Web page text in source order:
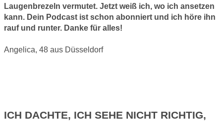
Laugenbrezeln vermutet. Jetzt weiß ich, wo ich ansetzen
kann. Dein Podcast ist schon abonniert und ich höre ihn
rauf und runter. Danke für alles!
Angelica, 48 aus Düsseldorf
ICH DACHTE, ICH SEHE NICHT RICHTIG,